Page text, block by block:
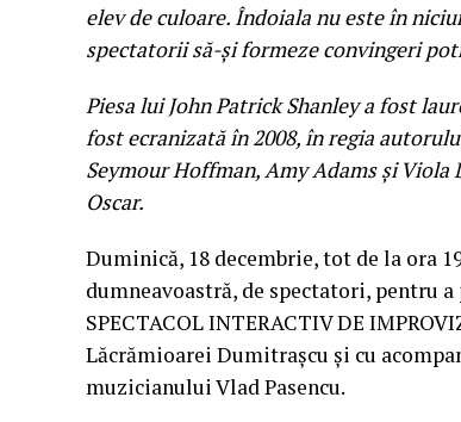
elev de culoare. Îndoiala nu este în
spectatorii să-și formeze convingeri
Piesa lui John Patrick Shanley a fost
fost ecranizată în 2008, în regia
Seymour Hoffman, Amy Adams și
Oscar.
Duminică, 18 decembrie, tot de la ora
dumneavoastră, de spectatori, pentru
SPECTACOL INTERACTIV DE
Lăcrămioarei Dumitrașcu și cu
muzicianului Vlad Pasencu.